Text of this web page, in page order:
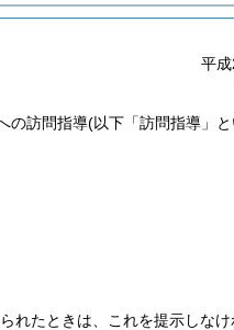
平
の訪問指導(以下「訪問指導」
れたときは、これを提示しな